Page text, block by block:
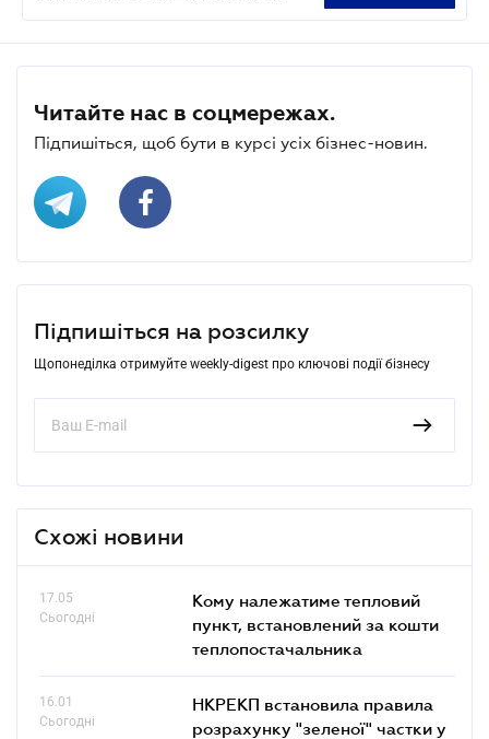
Читайте нас в соцмережах.
Підпишіться, щоб бути в курсі усіх бізнес-новин.
Підпишіться на розсилку
Щопонеділка отримуйте weekly-digest про ключові події бізнесу
Схожі новини
17.05
Сьогодні
Кому належатиме тепловий
пункт, встановлений за кошти
теплопостачальника
16.01
Сьогодні
НКРЕКП встановила правила
розрахунку "зеленої" частки у